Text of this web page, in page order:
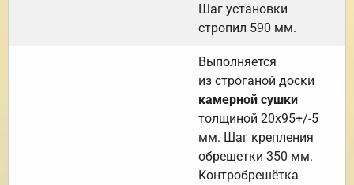
Шаг установки
стропил 590 мм.
Выполняется
из строганой доски
камерной сушки
толщиной 20х95+/-5
мм. Шаг крепления
обрешетки 350 мм.
Контробрешётка